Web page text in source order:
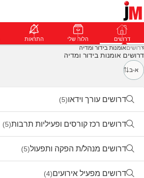
דרושים פרופילים הודעות דרושים הלוח שלי התראות
דרושיםאומנות בידור ומדיה
דרושים אומנות בידור ומדיה
א-ב
דרושים עורך וידאו(5)
דרושים רכז קורסים ופעיליות תרבות(5)
דרושים מנהל/ת הפקה ותפעול(5)
דרושים מפעיל אירועים(4)